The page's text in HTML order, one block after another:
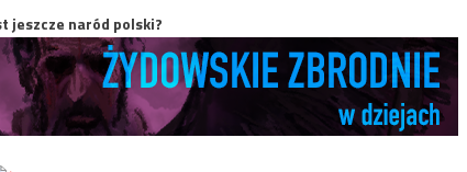
jeszcze naród polski?